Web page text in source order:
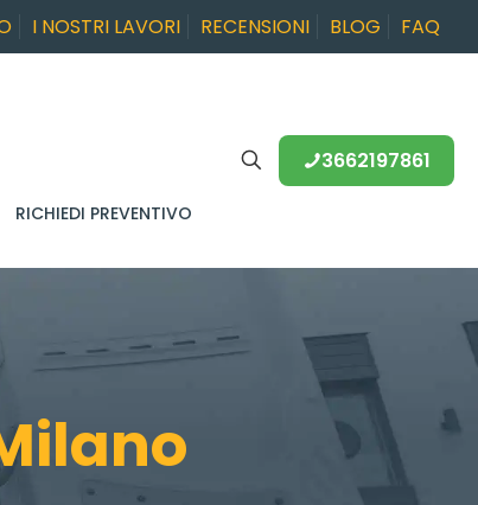
I NOSTRI LAVORI RECENSIONI BLOG FAQ
RICHIEDI PREVENTIVO
3662197861